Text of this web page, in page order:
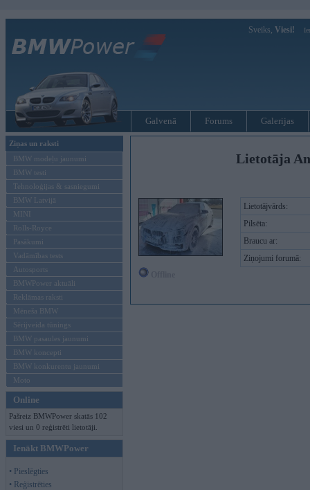
Sveiks, Viesi!
Galvenā Forums Galerijas
Ziņas un raksti
BMW modeļu jaunumi
BMW testi
Tehnoloģijas & sasniegumi
BMW Latvijā
MINI
Rolls-Royce
Pasākumi
Vadāmības tests
Autosports
BMWPower aktuāli
Reklāmas raksti
Mēneša BMW
Sērijveida tūnings
BMW pasaules jaunumi
BMW koncepti
BMW konkurentu jaunumi
Moto
Online
Pašreiz BMWPower skatās 102
viesi un 0 reģistrēti lietotāji.
Ienākt BMWPower
• Pieslēgties
• Reģistrēties
Lietotāja
Lietotājvārds:
Pilsēta:
Braucu ar:
Ziņojumi forumā: